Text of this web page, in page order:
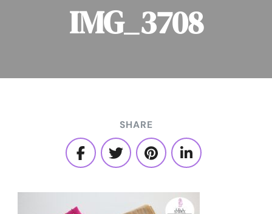
IMG_3708
SHARE